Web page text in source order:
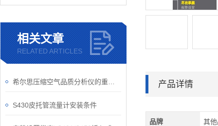
相关文章
RELATED ARTICLES
S430皮托管流量计安装条件
产品详情
品牌 其